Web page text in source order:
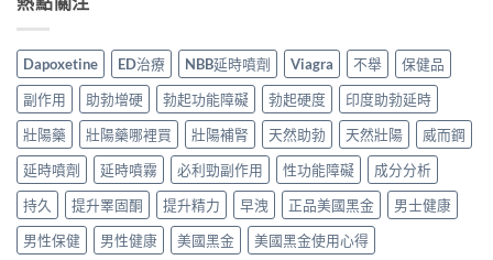
Dapoxetine ED治療 NBB延時噴劑 Viagra 不舉
保健品
副作用
助勃增硬 勃起功能障礙 勃起硬度
印度助勃延時
壯陽藥
壯陽藥哪裡買 壯陽補腎 天然助勃 天然壯陽
威而鋼
延時噴劑
延時噴霧 必利勁副作用 性功能障礙
成分分析
持久
提升睪固酮 提升精力 早洩 正品美國黑金
男士健康
男性保健
男性健康 美國黑金
美國黑金使用心得